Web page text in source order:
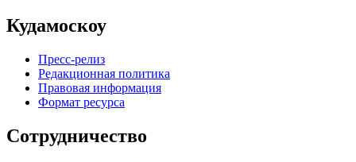
Кудамоскоу
Пресс-релиз
Редакционная политика
Правовая информация
Формат ресурса
Сотрудничество